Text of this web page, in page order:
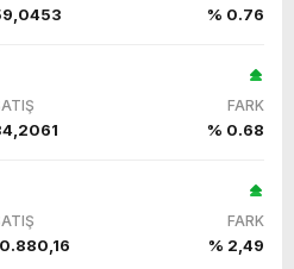
% 0.76
FARK
% 0.68
FARK
% 2,49